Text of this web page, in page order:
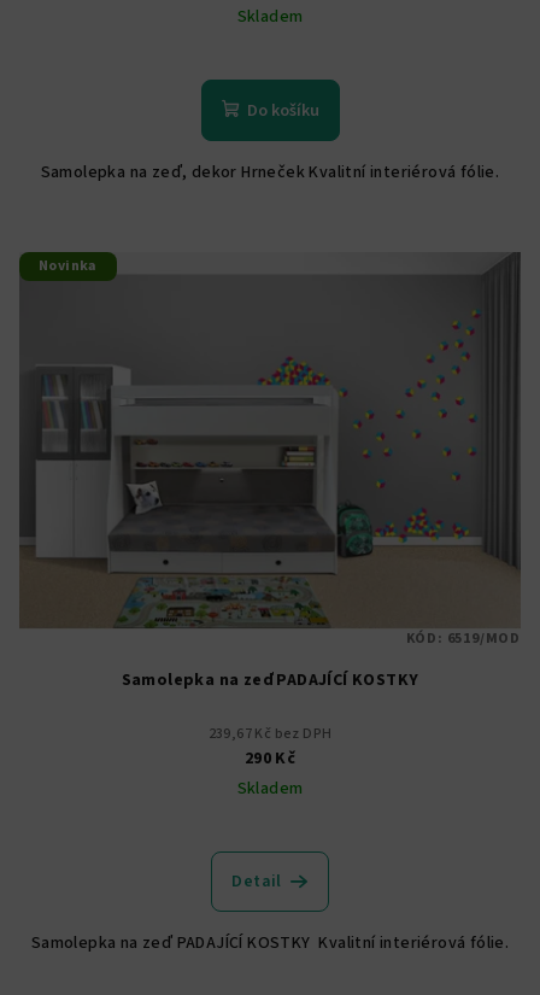
Skladem
Do košíku
Samolepka na zeď, dekor Hrneček Kvalitní interiérová fólie.
Novinka
Samolepka na zeď PADAJÍCÍ KOSTKY
239,67 Kč bez DPH
290 Kč
Skladem
Detail
Samolepka na zeď PADAJÍCÍ KOSTKY Kvalitní interiérová fólie.
KÓD: 6519/MOD